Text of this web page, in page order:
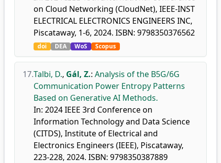
on Cloud Networking (CloudNet), IEEE-INST
ELECTRICAL ELECTRONICS ENGINEERS INC,
Piscataway, 1-6, 2024. ISBN: 9798350376562
doi DEA WoS Scopus
17.Talbi, D., Gál, Z.: Analysis of the B5G/6G
Communication Power Entropy Patterns
Based on Generative AI Methods.
In: 2024 IEEE 3rd Conference on
Information Technology and Data Science
(CITDS), Institute of Electrical and
Electronics Engineers (IEEE), Piscataway,
223-228, 2024. ISBN: 9798350387889